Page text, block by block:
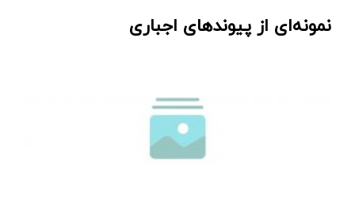
نمونه‌ای از پیوندهای اجباری